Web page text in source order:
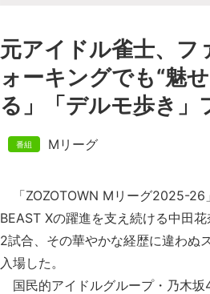
元アイドル雀士、フ
ォーキングでも“魅
る」「デルモ歩き
Mリーグ
「ZOZOTOWN Mリーグ2025-26
BEAST Xの躍進を支え続ける中田
2試合、その華やかな経歴に違わぬ
入場した。
国民的アイドルグループ・乃木坂